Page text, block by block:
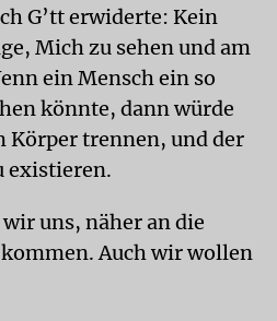
G’tt erwiderte: Kein
Mich zu sehen und am
ein Mensch ein so
könnte, dann würde
Körper trennen, und der
existieren.
uns, näher an die
kommen. Auch wir wollen